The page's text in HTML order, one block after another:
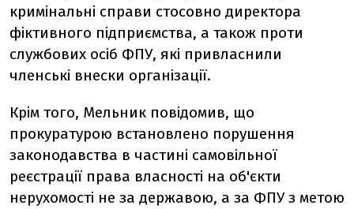
кримінальні справи стосовно директора
фіктивного підприємства, а також проти
службових осіб ФПУ, які привласнили
членські внески організації.
Крім того, Мельник повідомив, що
прокуратурою встановлено порушення
законодавства в частині самовільної
реєстрації права власності на об'єкти
нерухомості не за державою, а за ФПУ з метою